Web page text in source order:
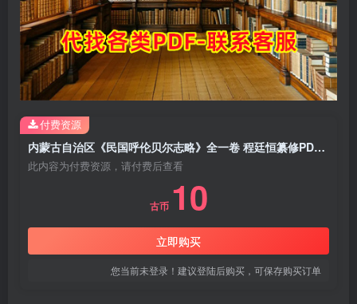
内蒙古自治区《民国呼伦贝尔志略》全一卷 程廷恒纂修PDF电子版地方志下载
此内容为付费资源，请付费后查看
古币 10
立即购买
您当前未登录！建议登陆后购买，可保存购买订单
付费资源